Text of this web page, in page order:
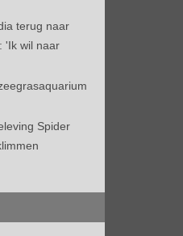
terug naar
'Ik wil naar
Spider